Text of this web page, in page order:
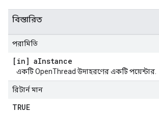
বিস্তারিত
পরামিতি
[in] aInstance
একটি OpenThread উদাহরণের একটি পয়েন্টার.
রিটার্ন মান
TRUE